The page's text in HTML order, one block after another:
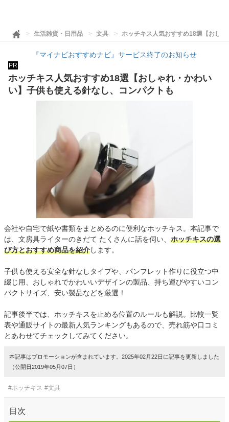
生活雑貨・日用品 文具 ホッチキス人気おすすめ18選【おし
『マイナビおすすめナビ』サービス終了のお知らせ
PR
ホッチキス人気おすすめ18選【おしゃれ・かわい
い】子供も使える針なし、コンパクトも
会社や自宅で紙や書類をまとめるのに便利なホッチキス。本記事で
は、文房具ライターのきだて たくさんに話を伺い、 ホッチキスの選
び方とおすすめ商品を紹介します。
子供も使える安全な針なしタイプや、パンフレット作りに役立つ中
綴じ用、おしゃれでかわいいデザインの製品、持ち運びやすいコン
パクトサイズ、安い製品などを厳選！
記事後半では、ホッチキスを止める位置のルールも解説。比較一覧
表や通販サイトの最新人気ランキングもあるので、売れ筋や口コミ
とあわせてチェックしてみてください。
本記事はプロモーションが含まれています。2025年02月22日に記事を更新しました
（公開日2019年05月07日）
#ホッチキス #文具
目次